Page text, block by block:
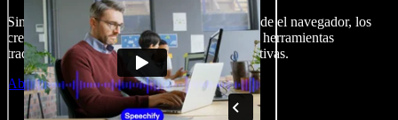
Sin curva de aprendizaje y todo accesible desde el navegador, los
creadores de contenido pueden dejar atrás las herramientas
tradicionales y dar vida a todas sus ideas creativas.
Abrir Studio